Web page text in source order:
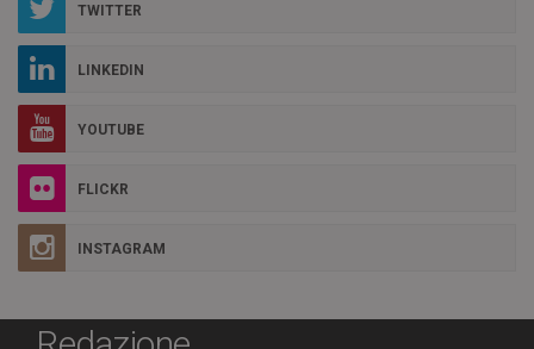
TWITTER
LINKEDIN
YOUTUBE
FLICKR
INSTAGRAM